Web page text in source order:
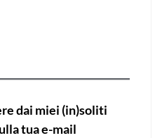
dai miei (in)soliti
tua e-mail